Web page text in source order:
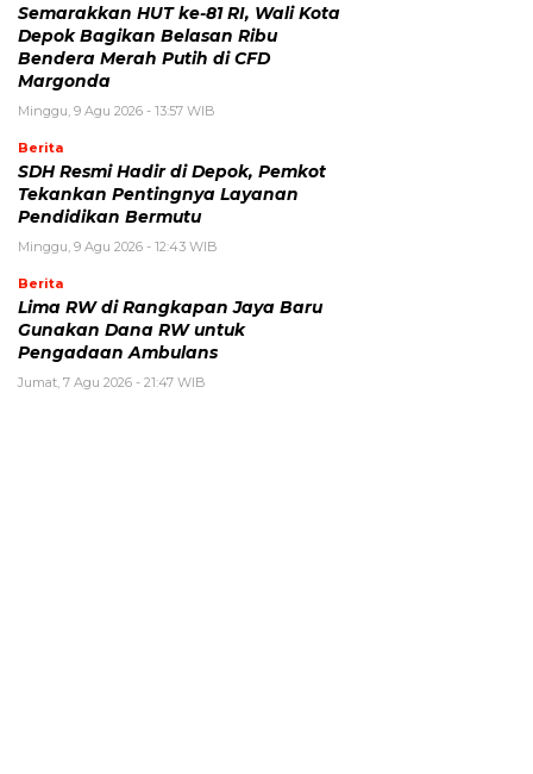
Semarakkan HUT ke-81 RI, Wali Kota
Depok Bagikan Belasan Ribu
Bendera Merah Putih di CFD
Margonda
Minggu, 9 Agu 2026 - 13:57 WIB
Berita
SDH Resmi Hadir di Depok, Pemkot
Tekankan Pentingnya Layanan
Pendidikan Bermutu
Minggu, 9 Agu 2026 - 12:43 WIB
Berita
Lima RW di Rangkapan Jaya Baru
Gunakan Dana RW untuk
Pengadaan Ambulans
Jumat, 7 Agu 2026 - 21:47 WIB